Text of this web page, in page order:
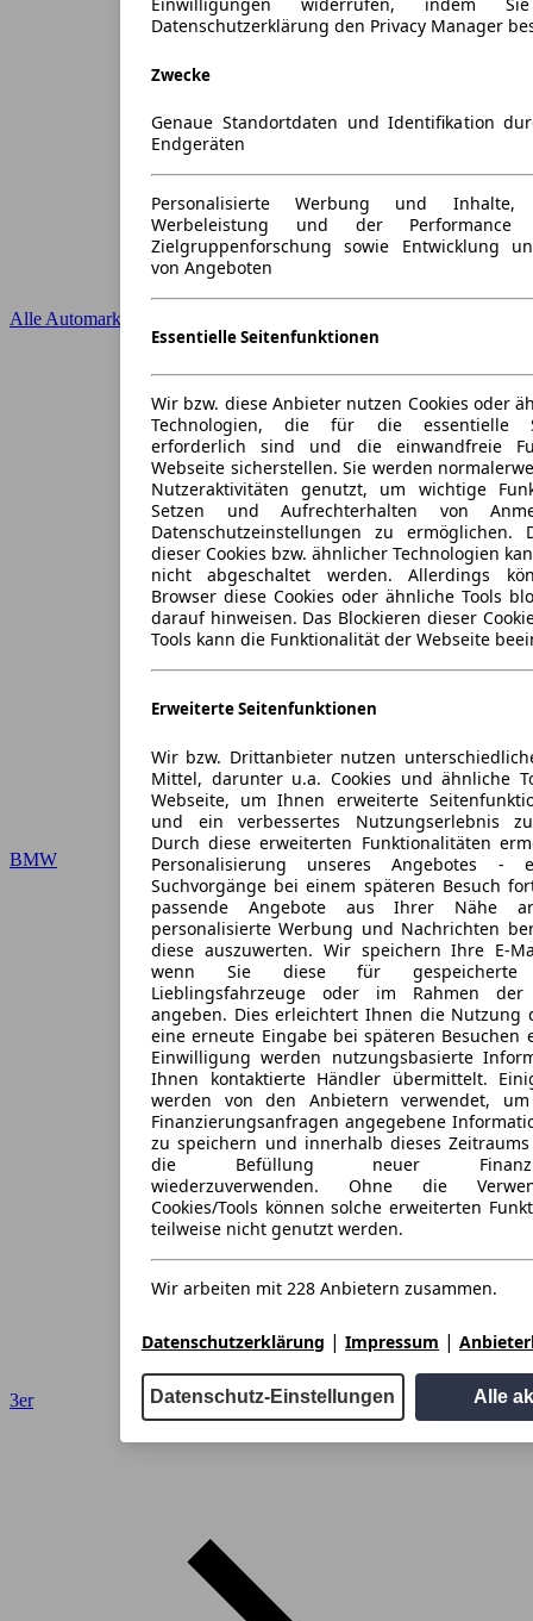
Einwilligungen widerrufen, indem
Datenschutzerklärung den Privacy Manager
Zwecke
Genaue Standortdaten und Identifikation
Endgeräten
Personalisierte Werbung und Inhalte,
Werbeleistung und der
Zielgruppenforschung sowie Entwicklung
von Angeboten
Essentielle Seitenfunktionen
Wir bzw. diese Anbieter nutzen Cookies oder
Technologien, die für die essentielle
erforderlich sind und die einwandfreie
Webseite sicherstellen. Sie werden
Nutzeraktivitäten genutzt, um wichtige
Setzen und Aufrechterhalten von
Datenschutzeinstellungen zu ermöglichen.
dieser Cookies bzw. ähnlicher Technologien
nicht abgeschaltet werden. Allerdings
Browser diese Cookies oder ähnliche Tools
darauf hinweisen. Das Blockieren dieser
Tools kann die Funktionalität der Webseite
Erweiterte Seitenfunktionen
Wir bzw. Drittanbieter nutzen
Mittel, darunter u.a. Cookies und ähnliche
Webseite, um Ihnen erweiterte
und ein verbessertes Nutzungserlebnis
Durch diese erweiterten Funktionalitäten
Personalisierung unseres Angebotes
Suchvorgänge bei einem späteren Besuch
passende Angebote aus Ihrer Nähe
personalisierte Werbung und Nachrichten
diese auszuwerten. Wir speichern Ihre E-
wenn Sie diese für gespeicherte
Lieblingsfahrzeuge oder im Rahmen der
angeben. Dies erleichtert Ihnen die Nutzung
eine erneute Eingabe bei späteren
Einwilligung werden nutzungsbasierte
Ihnen kontaktierte Händler übermittelt.
werden von den Anbietern verwendet,
Finanzierungsanfragen angegebene
zu speichern und innerhalb dieses
die Befüllung neuer
wiederzuverwenden. Ohne die
Cookies/Tools können solche erweiterten
teilweise nicht genutzt werden.
Wir arbeiten mit 228 Anbietern zusammen.
Datenschutzerklärung | Impressum |
Datenschutz-Einstellungen Alle
Alle Automarken
BMW
3er